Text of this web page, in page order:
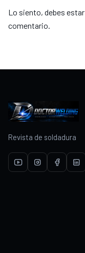
Lo siento, debes estar
comentario.
Revista de soldadura